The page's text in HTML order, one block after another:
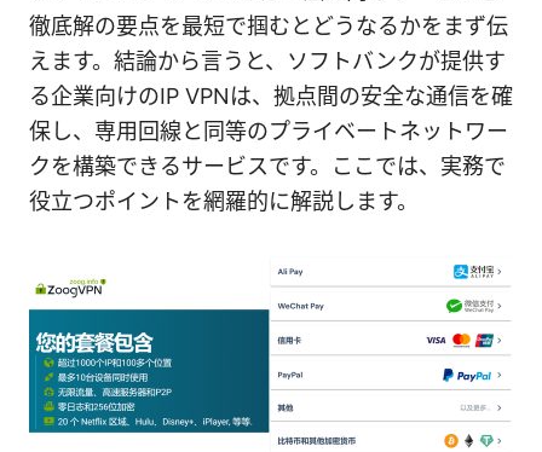
徹底解の要点を最短で掴むとどうなるかをまず伝
えます。結論から言うと、ソフトバンクが提供す
る企業向けのIP VPNは、拠点間の安全な通信を確
保し、専用回線と同等のプライベートネットワー
クを構築できるサービスです。ここでは、実務で
役立つポイントを網羅的に解説します。